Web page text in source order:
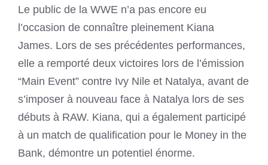
Le public de la WWE n’a pas encore eu
l’occasion de connaître pleinement Kiana
James. Lors de ses précédentes performances,
elle a remporté deux victoires lors de l’émission
“Main Event” contre Ivy Nile et Natalya, avant de
s’imposer à nouveau face à Natalya lors de ses
débuts à RAW. Kiana, qui a également participé
à un match de qualification pour le Money in the
Bank, démontre un potentiel énorme.